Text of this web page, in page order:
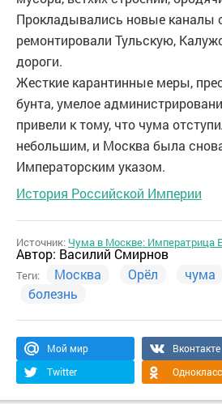
Прокладывались новые каналы
ремонтировали Тульскую,
дороги.
Жесткие карантинные меры,
бунта, умелое
привели к тому, что чума
небольшим, и Москва была
Императорским указом.
История Российской Империи
Источник: Чума в Москве: Императрица
Автор: Василий Смирнов
Теги: Москва Орёл чума
болезнь
Мой мир
Вконтакте
Twitter